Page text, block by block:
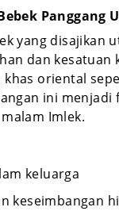
Panggang
yang disajikan
dan kesatuan
khas oriental
ini menjadi
Imlek.
keluarga
keseimbangan